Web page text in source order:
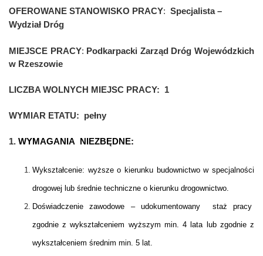
OFEROWANE STANOWISKO PRACY: Specjalista –
Wydział Dróg
MIEJSCE PRACY: Podkarpacki Zarząd Dróg Wojewódzkich
w Rzeszowie
LICZBA WOLNYCH MIEJSC PRACY: 1
WYMIAR ETATU: pełny
1. WYMAGANIA NIEZBĘDNE:
Wykształcenie: wyższe o kierunku budownictwo w specjalności
drogowej lub średnie techniczne o kierunku drogownictwo.
Doświadczenie zawodowe – udokumentowany staż pracy
zgodnie z wykształceniem wyższym min. 4 lata lub zgodnie z
wykształceniem średnim min. 5 lat.